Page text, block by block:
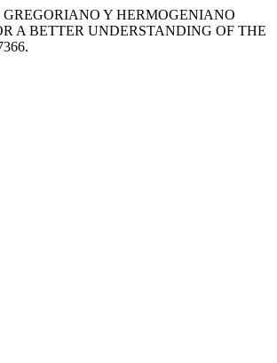
GREGORIANO Y HERMOGENIANO
A BETTER UNDERSTANDING OF THE